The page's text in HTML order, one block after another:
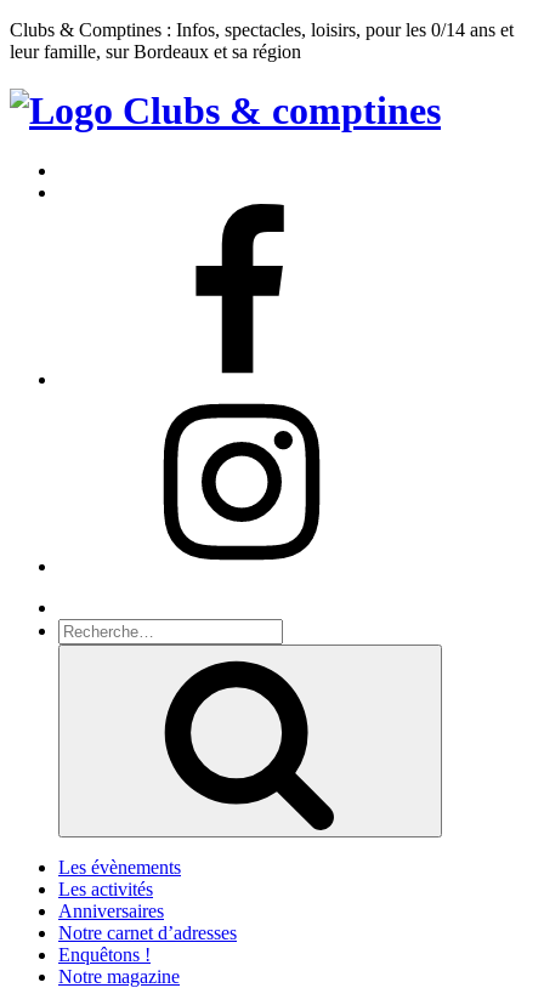
Clubs & Comptines : Infos, spectacles, loisirs, pour les 0/14 ans et
leur famille, sur Bordeaux et sa région
Clubs
Comptines
Recherche
pour
Les évènements
Les activités
Anniversaires
Notre carnet d’adresses
Enquêtons !
Notre magazine